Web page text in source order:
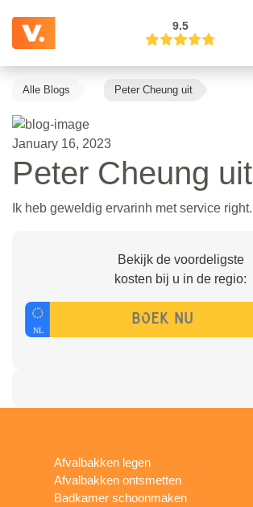
9.5
Alle Blogs Peter Cheung uit
January 16, 2023
Peter Cheung uit
Ik heb geweldig ervarinh met service right.
Bekijk de voordeligste
kosten bij u in de regio:
Afvalbakken legen
Afvalbakken ontsmetten
Badkamer schoonmaken